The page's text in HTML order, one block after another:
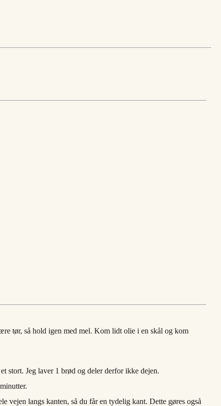
tør, så hold igen med mel. Kom lidt olie i en skål og kom
stort. Jeg laver 1 brød og deler derfor ikke dejen.
vejen langs kanten, så du får en tydelig kant. Dette gøres også